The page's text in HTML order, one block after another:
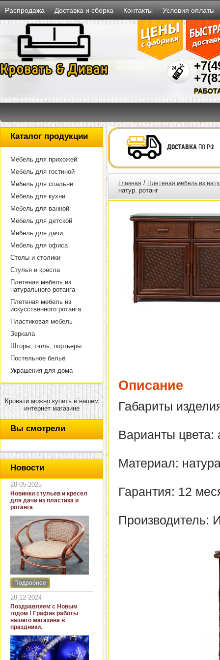
Распродажа Доставка и сборка Контакты Условия оплаты
Каталог продукции
Мебель для прихожей
Мебель для гостиной
Мебель для спальни
Мебель для кухни
Мебель для ванной
Мебель для детской
Мебель для дачи
Мебель для офиса
Столы и столики
Стулья и кресла
Плетеная мебель из
натурального ротанга
Плетеная мебель из
искусственного ротанга
Пластиковая мебель
Зеркала
Шторы, тюль, портьеры
Постельное бельё
Украшения для дома
Кровати можно купить в нашем
интернет магазине
Вы смотрели
Новости
28-05-2025
Новинки стульев и кресел
для дачи из пластика и
ротанга
Интернет-магазин "Кровать
и диван" представляет
новинки стульев и кресел
для дачи. В ассортименте
представлены как
бюджетные модели из
пластика для дачи, так и
кресла для загородных
домов из натурального и
искусственного ротанга.
Подробнее
28-12-2024
Поздравляем с Новым
годом ! График работы
нашего магазина в
праздники.
ДОСТАВКАПО РФ
Главная / Плетеная мебель из
натур. ротанг
Описание
Габариты
Варианты цвета:
Материал:
Гарантия: 12
Производитель: